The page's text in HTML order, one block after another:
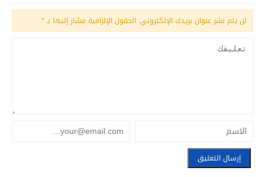
لن يتم نشر عنوان بريدك الإلكتروني. الحقول الإلزامية مشار إليها بـ*